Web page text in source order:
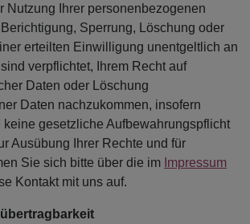
Nutzung Ihrer personenbezogenen
Sperrung, Löschung oder
erteilten Einwilligung unentgeltlich an
verpflichtet, Ihrem Recht auf
Daten oder Löschung
Daten nachzukommen, insofern
keine gesetzliche Aufbewahrungspflicht
Ausübung Ihrer Rechte und für
Sie sich bitte über die im Impressum
Kontakt mit uns auf.